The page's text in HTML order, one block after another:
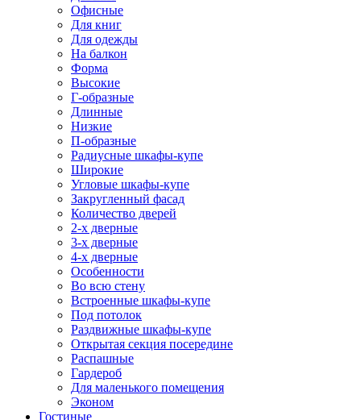
Офисные
Для книг
Для одежды
На балкон
Форма
Высокие
Г-образные
Длинные
Низкие
П-образные
Радиусные шкафы-купе
Широкие
Угловые шкафы-купе
Закругленный фасад
Количество дверей
2-х дверные
3-х дверные
4-х дверные
Особенности
Во всю стену
Встроенные шкафы-купе
Под потолок
Раздвижные шкафы-купе
Открытая секция посередине
Распашные
Гардероб
Для маленького помещения
Эконом
Гостиные